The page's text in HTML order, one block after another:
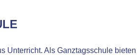
Unterricht. Als Ganztagsschule